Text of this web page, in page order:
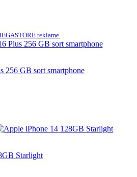
reklame
256 GB sort smartphone
Starlight